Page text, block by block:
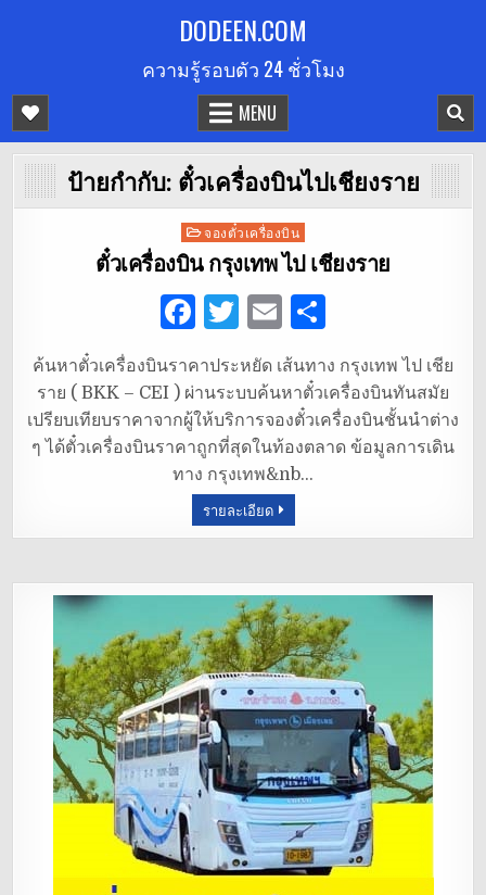
DODEEN.COM
ความรู้รอบตัว 24 ชั่วโมง
MENU
ป้ายกำกับ: ตั๋วเครื่องบินไปเชียงราย
Posted
in
จองตั๋วเครื่องบิน
ตั๋วเครื่องบิน กรุงเทพ ไป เชียงราย
F
c
e
b
o
o
T
it
te
r
E
m
ai
l
ar
e
ค้นหาตั๋วเครื่องบินราคาประหยัด เส้นทาง กรุงเทพ ไป เชีย
ราย ( BKK – CEI ) ผ่านระบบค้นหาตั๋วเครื่องบินทันสมัย
เปรียบเทียบราคาจากผู้ให้บริการจองตั๋วเครื่องบินชั้นนำต่าง
ๆ ได้ตั๋วเครื่องบินราคาถูกที่สุดในท้องตลาด ข้อมูลการเดิน
ทาง กรุงเทพ&nb…
รายละเอียด